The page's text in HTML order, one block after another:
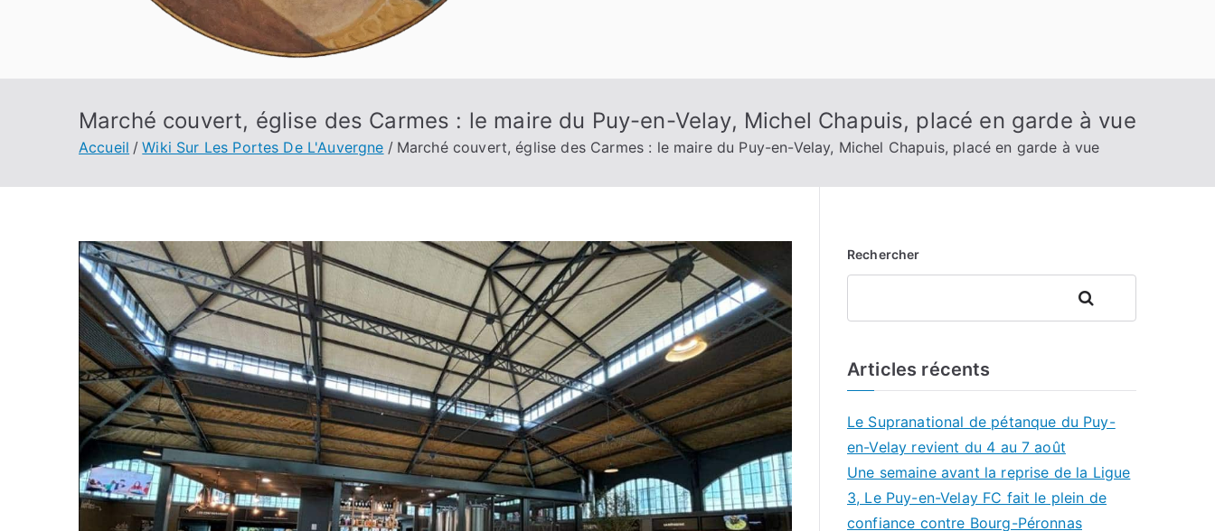
Marché couvert, église des Carmes : le maire du Puy-en-Velay, Michel Chapuis, placé en garde à vue
Accueil Wiki Sur Les Portes De L'Auvergne Marché couvert, église des Carmes : le maire du Puy-en-Velay, Michel Chapuis, placé en garde à vue
Rechercher
Rechercher
Articles récents
Le Supranational de pétanque du Puy-
en-Velay revient du 4 au 7 août
Une semaine avant la reprise de la Ligue
3, Le Puy-en-Velay FC fait le plein de
confiance contre Bourg-Péronnas